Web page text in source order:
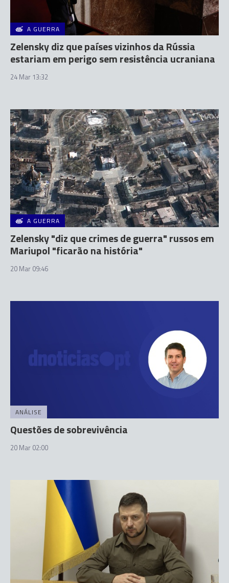
A GUERRA
Zelensky diz que países vizinhos da Rússia
estariam em perigo sem resistência ucraniana
24 Mar 13:32
A GUERRA
Zelensky "diz que crimes de guerra" russos em
Mariupol "ficarão na história"
20 Mar 09:46
ANÁLISE
Questões de sobrevivência
20 Mar 02:00